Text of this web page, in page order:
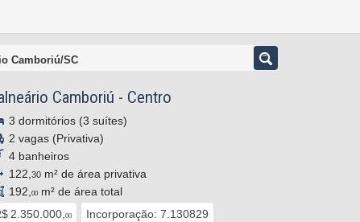
Camboriú/SC
Camboriú - Centro
3 dormitórios (3 suítes)
2 vagas (Privativa)
4 banheiros
122, 30 m² de área privativa
192, 00 m² de área total
2.350.000, 00 Incorporação: 7.130829